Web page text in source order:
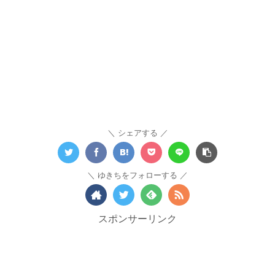
シェアする
ゆきちをフォローする
スポンサーリンク